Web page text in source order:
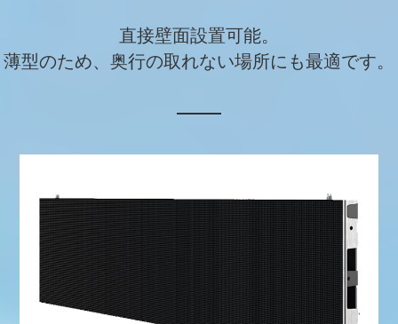
直接壁面設置可能。
薄型のため、奥行の取れない場所にも最適です。